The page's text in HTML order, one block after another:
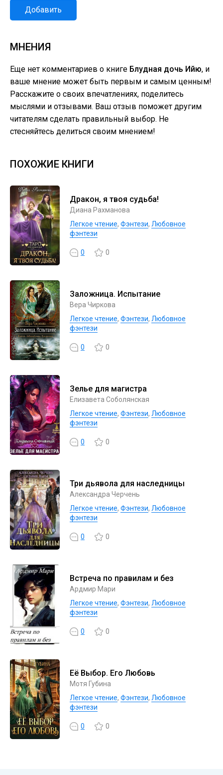
Добавить
МНЕНИЯ
Еще нет комментариев о книге Блудная дочь Ийю, и
ваше мнение может быть первым и самым ценным!
Расскажите о своих впечатлениях, поделитесь
мыслями и отзывами. Ваш отзыв поможет другим
читателям сделать правильный выбор. Не
стесняйтесь делиться своим мнением!
ПОХОЖИЕ КНИГИ
Дракон, я твоя судьба!
Диана Рахманова
Легкое чтение, Фэнтези, Любовное
фэнтези
0 0
Заложница. Испытание
Вера Чиркова
Легкое чтение, Фэнтези, Любовное
фэнтези
0 0
Зелье для магистра
Елизавета Соболянская
Легкое чтение, Фэнтези, Любовное
фэнтези
0 0
Три дьявола для наследницы
Александра Черчень
Легкое чтение, Фэнтези, Любовное
фэнтези
0 0
Встреча по правилам и без
Ардмир Мари
Легкое чтение, Фэнтези, Любовное
фэнтези
0 0
Её Выбор. Его Любовь
Мотя Губина
Легкое чтение, Фэнтези, Любовное
фэнтези
0 0